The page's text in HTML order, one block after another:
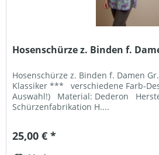
Hosenschürze z. Binden f.
Hosenschürze z. Binden f. Damen
Klassiker *** verschiedene Farb-
Auswahl!) Material: Dederon
Schürzenfabrikation H....
25,00 € *